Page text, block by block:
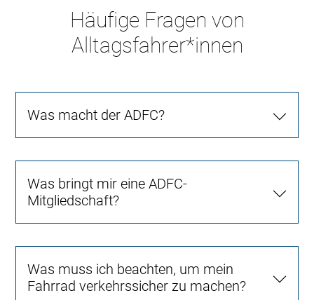
Häufige Fragen von
Alltagsfahrer*innen
Was macht der ADFC?
Was bringt mir eine ADFC-
Mitgliedschaft?
Was muss ich beachten, um mein
Fahrrad verkehrssicher zu machen?